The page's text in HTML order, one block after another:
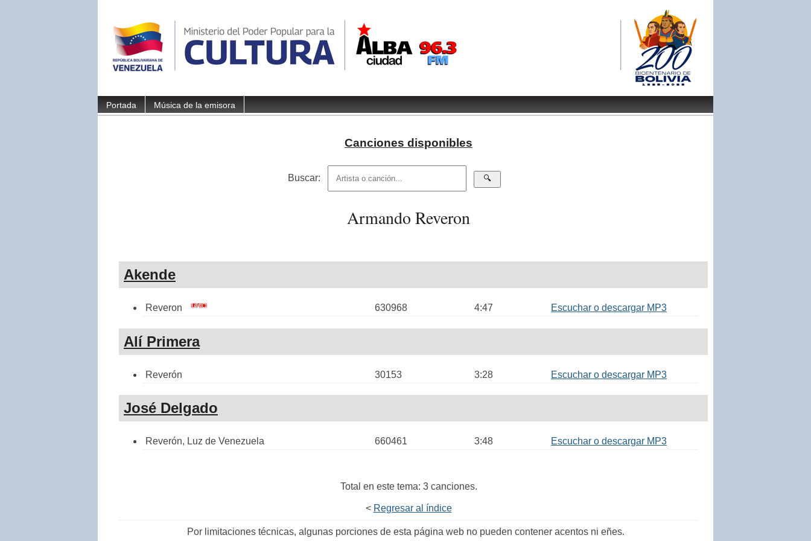
Portada Música de la emisora
Canciones disponibles
Buscar:
Armando Reveron
Akende
Reveron 630968 4:47 Escuchar o descargar MP3
Alí Primera
Reverón 30153 3:28 Escuchar o descargar MP3
José Delgado
Reverón, Luz de Venezuela 660461 3:48 Escuchar o descargar MP3
Total en este tema: 3 canciones.
< Regresar al índice
Por limitaciones técnicas, algunas porciones de esta página web no pueden contener acentos ni eñes.